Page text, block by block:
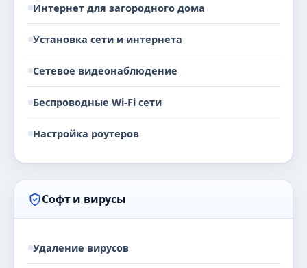
Интернет для загородного дома
Установка сети и интернета
Сетевое видеонаблюдение
Беспроводные Wi-Fi сети
Настройка роутеров
Софт и вирусы
Удаление вирусов